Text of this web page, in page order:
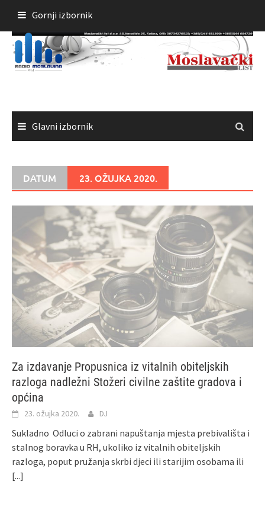
sadržaja
Gornji izbornik
Glavni izbornik
DATUM 23. OŽUJKA 2020.
Za izdavanje Propusnica iz vitalnih obiteljskih
razloga nadležni Stožeri civilne zaštite gradova i
općina
23. ožujka 2020. DJ
Sukladno Odluci o zabrani napuštanja mjesta prebivališta i
stalnog boravka u RH, ukoliko iz vitalnih obiteljskih
razloga, poput pružanja skrbi djeci ili starijim osobama ili
[...]